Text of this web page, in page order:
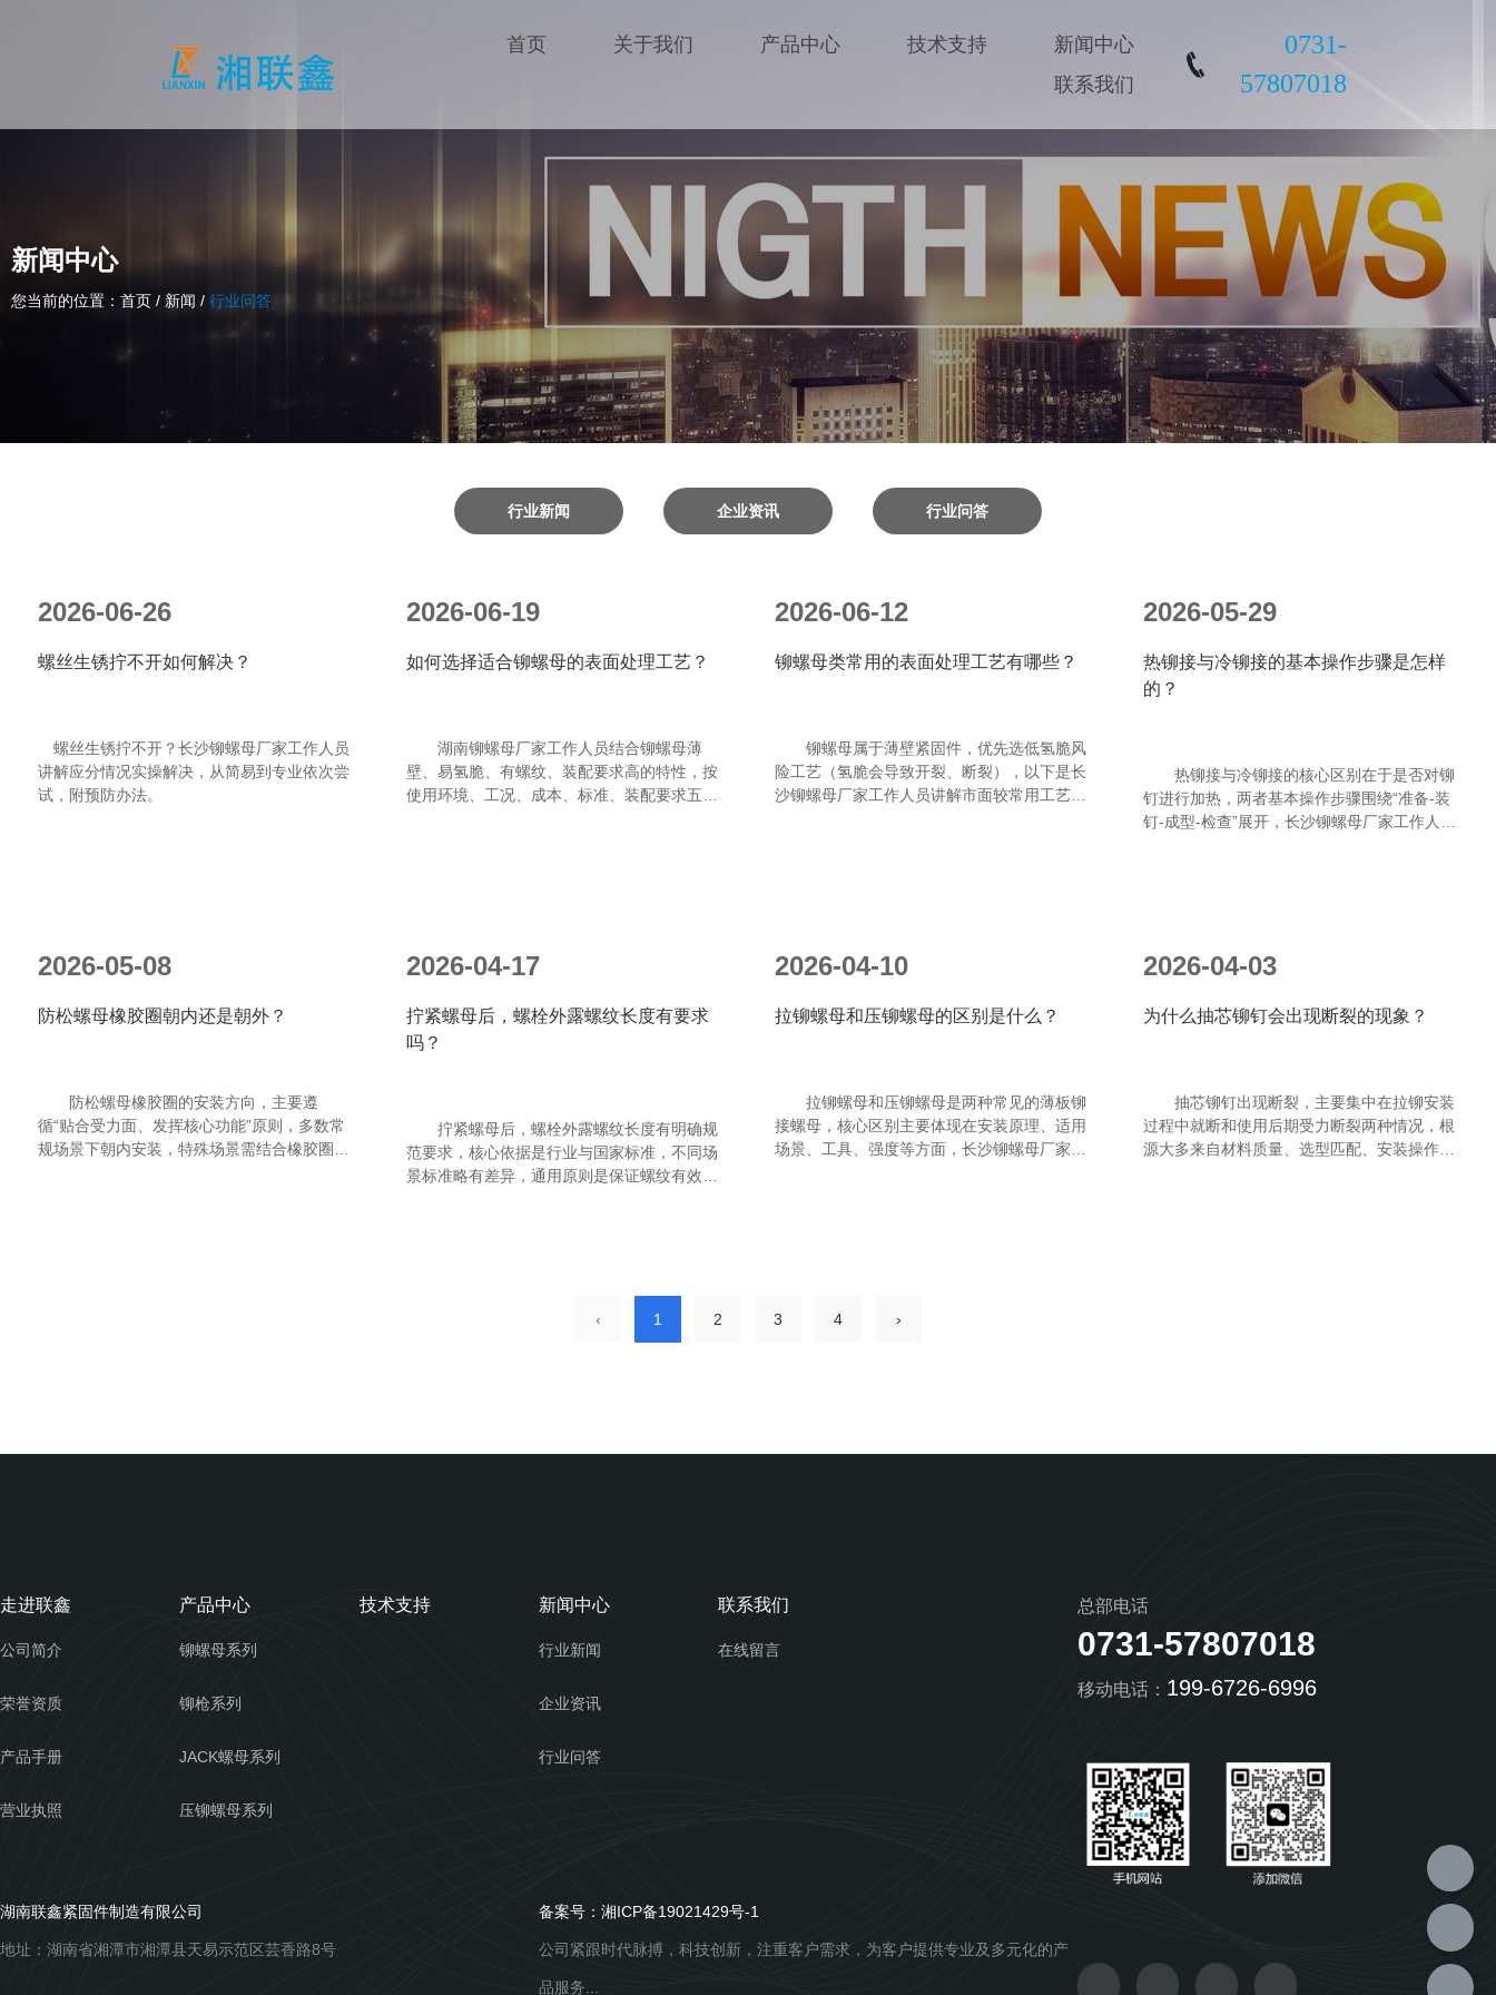
首页 关于我们 产品中心 技术支持
新闻中心
联系我们
0731-
57807018
新闻中心
您当前的位置：首页 / 新闻 / 行业问答
行业新闻 企业资讯 行业问答
2026-06-26
螺丝生锈拧不开如何解决？
螺丝生锈拧不开？长沙铆螺母厂家工作人员
讲解应分情况实操解决，从简易到专业依次尝
试，附预防办法。
2026-06-19
如何选择适合铆螺母的表面处理工艺？
湖南铆螺母厂家工作人员结合铆螺母薄
壁、易氢脆、有螺纹、装配要求高的特性，按
使用环境、工况、成本、标准、装配要求五步
2026-06-12
铆螺母类常用的表面处理工艺有哪些？
铆螺母属于薄壁紧固件，优先选低氢脆风
险工艺（氢脆会导致开裂、断裂），以下是长
沙铆螺母厂家工作人员讲解市面较常用工艺，
2026-05-29
热铆接与冷铆接的基本操作步骤是怎样
的？
热铆接与冷铆接的核心区别在于是否对铆
钉进行加热，两者基本操作步骤围绕“准备-装
钉-成型-检查”展开，长沙铆螺母厂家工作人员
2026-05-08
防松螺母橡胶圈朝内还是朝外？
防松螺母橡胶圈的安装方向，主要遵
循“贴合受力面、发挥核心功能”原则，多数常
规场景下朝内安装，特殊场景需结合橡胶圈作
2026-04-17
拧紧螺母后，螺栓外露螺纹长度有要求
吗？
拧紧螺母后，螺栓外露螺纹长度有明确规
范要求，核心依据是行业与国家标准，不同场
景标准略有差异，通用原则是保证螺纹有效啮
2026-04-10
拉铆螺母和压铆螺母的区别是什么？
拉铆螺母和压铆螺母是两种常见的薄板铆
接螺母，核心区别主要体现在安装原理、适用
场景、工具、强度等方面，长沙铆螺母厂家工
2026-04-03
为什么抽芯铆钉会出现断裂的现象？
抽芯铆钉出现断裂，主要集中在拉铆安装
过程中就断和使用后期受力断裂两种情况，根
源大多来自材料质量、选型匹配、安装操作、
‹ 1 2 3 4 ›
走进联鑫 产品中心 技术支持 新闻中心 联系我们
公司简介 铆螺母系列 行业新闻 在线留言
荣誉资质 铆枪系列 企业资讯
产品手册 JACK螺母系列 行业问答
营业执照 压铆螺母系列
湖南联鑫紧固件制造有限公司
地址：湖南省湘潭市湘潭县天易示范区芸香路8号
备案号： 湘ICP备19021429号-1
公司紧跟时代脉搏，科技创新，注重客户需求，为客户提供专业及多元化的产
品服务...
总部电话
0731-57807018
移动电话： 199-6726-6996